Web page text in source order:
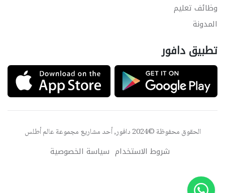
وظائف تعليم
المدونة
تطبيق دافور
الحقوق محفوظة ©2024 دافور, أحد مشاريع مجموعة عالم أطلس
شروط الاستخدام سياسة الخصوصية